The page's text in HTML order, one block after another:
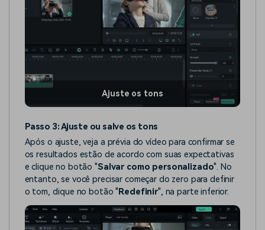
Ajuste os tons
Passo 3: Ajuste ou salve os tons
Após o ajuste, veja a prévia do vídeo para confirmar se
os resultados estão de acordo com suas expectativas
e clique no botão "Salvar como personalizado". No
entanto, se você precisar começar do zero para definir
o tom, clique no botão " Redefinir", na parte inferior.